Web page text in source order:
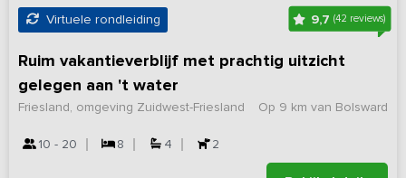
Virtuele rondleiding 9,7(42 reviews)
Ruim vakantieverblijf met prachtig uitzicht
gelegen aan 't water
Op 9 km van Bolsward
Friesland, omgeving Zuidwest-Friesland
10 - 20 8 4 2